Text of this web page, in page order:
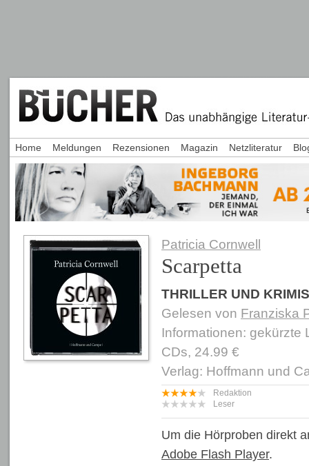
Patricia Cornwell
Scarpetta
THRILLER UND KRIMIS
Gelesen von Franziska
Informationen: gekürzte
CDs, 24.99 €
Verlag: Hoffmann und
Redaktion
Leser
Um die Hörproben direkt
Adobe Flash Player.
Home Meldungen Rezensionen Magazin Netzliteratur